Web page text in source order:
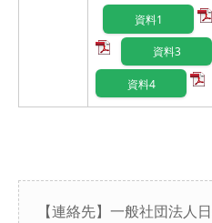
資料1
資料3
資料4
【連絡先】一般社団法人